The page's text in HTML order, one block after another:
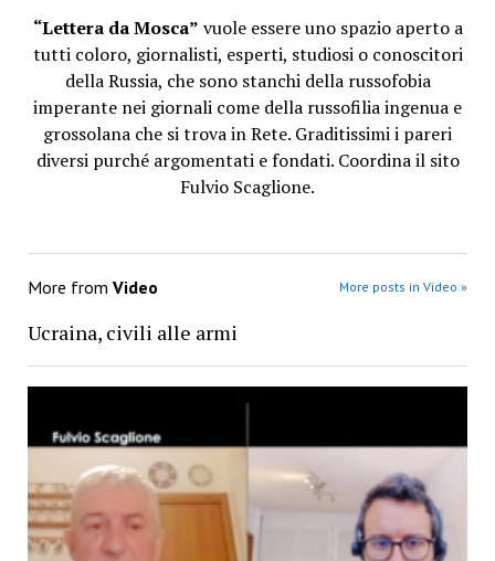
“Lettera da Mosca” vuole essere uno spazio aperto a
tutti coloro, giornalisti, esperti, studiosi o conoscitori
della Russia, che sono stanchi della russofobia
imperante nei giornali come della russofilia ingenua e
grossolana che si trova in Rete. Graditissimi i pareri
diversi purché argomentati e fondati. Coordina il sito
Fulvio Scaglione.
More from Video More posts in Video »
Ucraina, civili alle armi